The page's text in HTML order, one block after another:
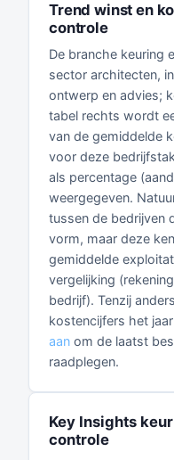
Trend winst en
controle
De branche keuring
sector architecten,
ontwerp en advies;
tabel rechts wordt
van de gemiddelde
voor deze
als percentage
weergegeven.
tussen de bedrijven
vorm, maar deze
gemiddelde
vergelijking
bedrijf). Tenzij
kostencijfers het
aan om de laatst
raadplegen.
Key Insights
controle